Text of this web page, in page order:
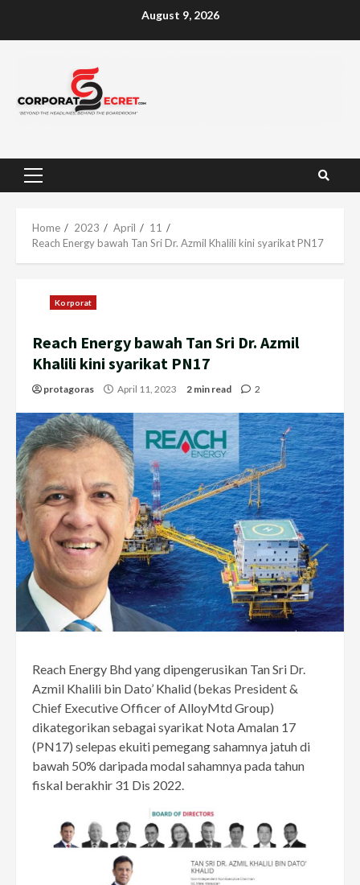
August 9, 2026
Primary
Home 2023 April
11
Reach Energy bawah Tan Sri Dr. Azmil Khalili kini syarikat PN17
Korporat
Reach Energy bawah Tan Sri Dr. Azmil
Khalili kini syarikat PN17
protagoras April 11, 2023 2 min read 2
Reach Energy Bhd yang dipengerusikan Tan Sri Dr.
Azmil Khalili bin Dato’ Khalid (bekas President &
Chief Executive Officer of AlloyMtd Group)
dikategorikan sebagai syarikat Nota Amalan 17
(PN17) selepas ekuiti pemegang sahamnya jatuh di
bawah 50% daripada modal sahamnya pada tahun
fiskal berakhir 31 Dis 2022.